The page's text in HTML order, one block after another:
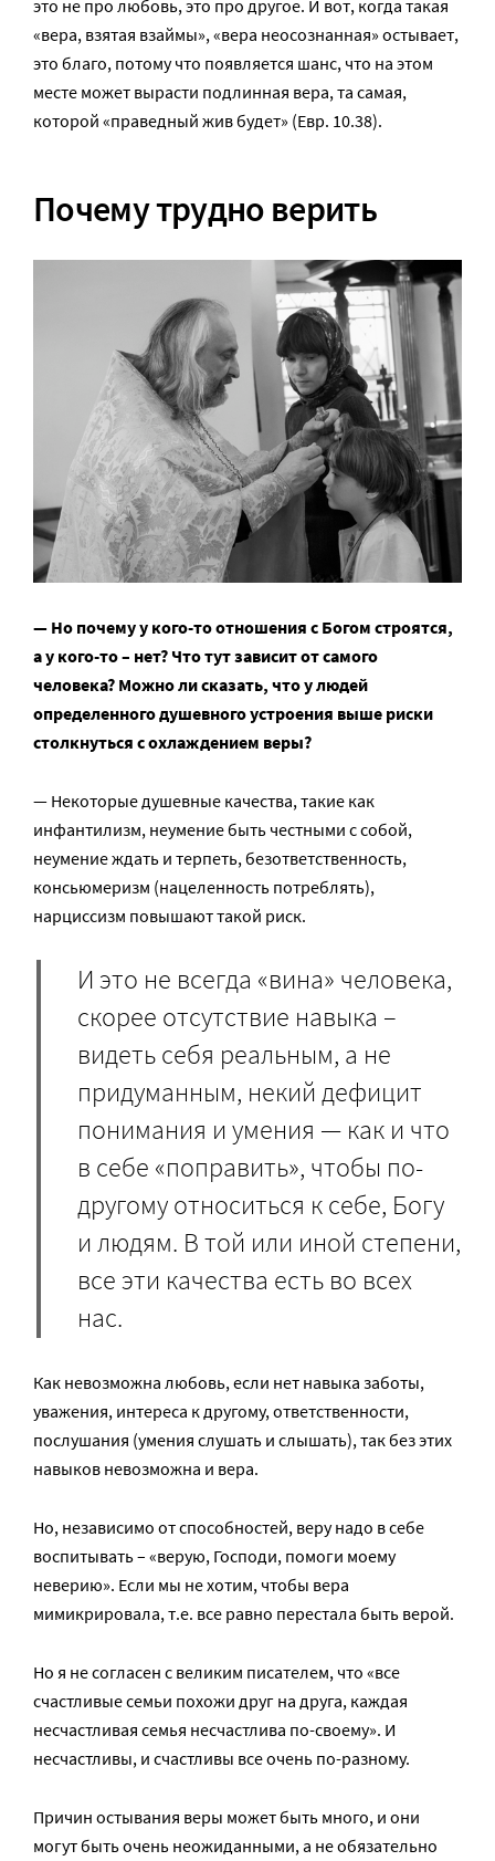
это не про любовь, это про другое. И вот, когда такая
«вера, взятая взаймы», «вера неосознанная» остывает,
это благо, потому что появляется шанс, что на этом
месте может вырасти подлинная вера, та самая,
которой «праведный жив будет» (Евр. 10.38).
Почему трудно верить
— Но почему у кого-то отношения с Богом строятся,
а у кого-то – нет? Что тут зависит от самого
человека? Можно ли сказать, что у людей
определенного душевного устроения выше риски
столкнуться с охлаждением веры?
— Некоторые душевные качества, такие как
инфантилизм, неумение быть честными с собой,
неумение ждать и терпеть, безответственность,
консьюмеризм (нацеленность потреблять),
нарциссизм повышают такой риск.
И это не всегда «вина» человека,
скорее отсутствие навыка –
видеть себя реальным, а не
придуманным, некий дефицит
понимания и умения — как и что
в себе «поправить», чтобы по-
другому относиться к себе, Богу
и людям. В той или иной степени,
все эти качества есть во всех
нас.
Как невозможна любовь, если нет навыка заботы,
уважения, интереса к другому, ответственности,
послушания (умения слушать и слышать), так без этих
навыков невозможна и вера.
Но, независимо от способностей, веру надо в себе
воспитывать – «верую, Господи, помоги моему
неверию». Если мы не хотим, чтобы вера
мимикрировала, т.е. все равно перестала быть верой.
Но я не согласен с великим писателем, что «все
счастливые семьи похожи друг на друга, каждая
несчастливая семья несчастлива по-своему». И
несчастливы, и счастливы все очень по-разному.
Причин остывания веры может быть много, и они
могут быть очень неожиданными, а не обязательно